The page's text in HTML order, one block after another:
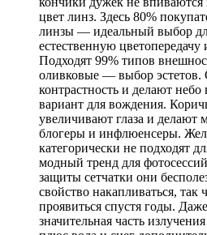
цвет линз. Здесь 80%
линзы — идеальный выбор
естественную
Подходят 99% типов
оливковые — выбор
контрастность и делают
вариант для вождения.
увеличивают глаза и делают
блогеры и инфлюенсеры.
категорически не подходят
модный тренд для
защиты сетчатки они
свойство накапливаться, так
проявиться спустя годы.
значительная часть